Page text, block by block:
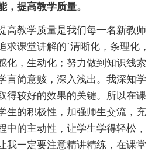
提高教学质量。
教学质量是我们每一名新教师
求课堂讲解的`清晰化，条理化，
化，生动化；努力做到知识线索
言简意赅，深入浅出。我深知学
得较好的效果的关键。所以在课
生的积极性，加强师生交流，充
中的主动性，让学生学得轻松，
我一定要注意精讲精练，在课堂